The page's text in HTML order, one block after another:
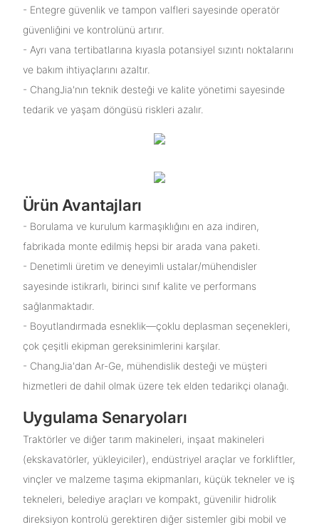
- Entegre güvenlik ve tampon valfleri sayesinde operatör
güvenliğini ve kontrolünü artırır.
- Ayrı vana tertibatlarına kıyasla potansiyel sızıntı noktalarını
ve bakım ihtiyaçlarını azaltır.
- ChangJia'nın teknik desteği ve kalite yönetimi sayesinde
tedarik ve yaşam döngüsü riskleri azalır.
Ürün Avantajları
- Borulama ve kurulum karmaşıklığını en aza indiren,
fabrikada monte edilmiş hepsi bir arada vana paketi.
- Denetimli üretim ve deneyimli ustalar/mühendisler
sayesinde istikrarlı, birinci sınıf kalite ve performans
sağlanmaktadır.
- Boyutlandırmada esneklik—çoklu deplasman seçenekleri,
çok çeşitli ekipman gereksinimlerini karşılar.
- ChangJia'dan Ar-Ge, mühendislik desteği ve müşteri
hizmetleri de dahil olmak üzere tek elden tedarikçi olanağı.
Uygulama Senaryoları
Traktörler ve diğer tarım makineleri, inşaat makineleri
(ekskavatörler, yükleyiciler), endüstriyel araçlar ve forkliftler,
vinçler ve malzeme taşıma ekipmanları, küçük tekneler ve iş
tekneleri, belediye araçları ve kompakt, güvenilir hidrolik
direksiyon kontrolü gerektiren diğer sistemler gibi mobil ve